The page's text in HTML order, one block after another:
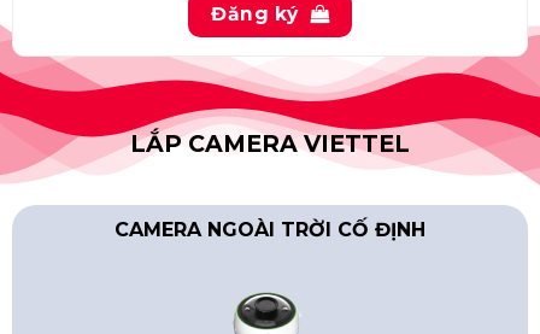
Đăng ký
LẮP CAMERA VIETTEL
CAMERA NGOÀI TRỜI CỐ ĐỊNH